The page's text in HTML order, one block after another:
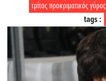
τρίτος προκριματικός γύρος
tags :